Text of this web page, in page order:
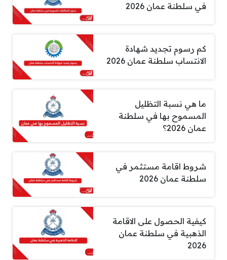
في سلطنة عمان 2026
كم رسوم تجديد شهادة
الانتساب سلطنة عمان 2026
ما هي نسبة التظليل
المسموح بها في سلطنة
عمان 2026؟
شروط اقامة مستثمر في
سلطنة عمان 2026
كيفية الحصول على الاقامة
الذهبية في سلطنة عمان
2026